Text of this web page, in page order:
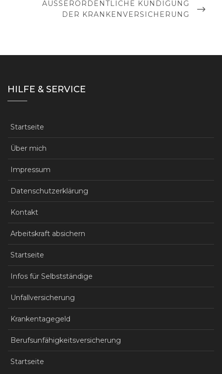
NEXT
POST
AUSSERORDENTLICHE KÜNDIGUNG D
ER KRANKENVERSICHERUNG
HILFE & SERVICE
Startseite
Über mich
Impressum
Datenschutzerklärung
Kontakt
Arbeitskraft absichern
Startseite
Infos für Selbstständige
Unfallversicherung
Krankentagegeld
Berufsunfähigkeitsversicherung
Startseite